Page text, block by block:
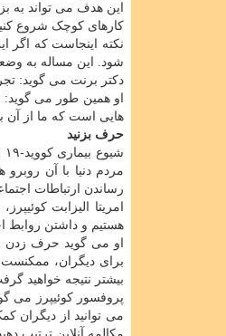
این هدف می تواند به
کارهای کوچک شروع
نکته اینجاست که اگر
شود. این مساله به
دکتر برنت می گوید:
او همین طور می
هایی است که ما از آن
حرف بزنید
مردم دنیا با آن
رساندن ارتباطات
امریتا الیزابت
هستیم و داشتن روابط
او می گوید حرف زدن
برای دیگران،
بیشتر نتیجه خواهید
پروفسور کوئیپرز می